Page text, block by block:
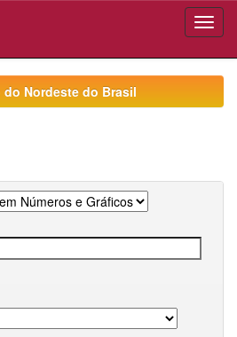
do Nordeste do Brasil